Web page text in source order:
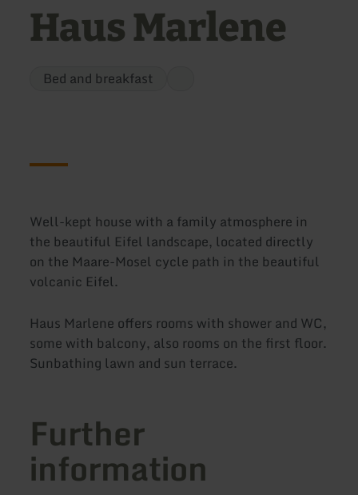
Haus Marlene
Bed and breakfast
Well-kept house with a family atmosphere in
the beautiful Eifel landscape, located directly
on the Maare-Mosel cycle path in the beautiful
volcanic Eifel.
Haus Marlene offers rooms with shower and WC,
some with balcony, also rooms on the first floor.
Sunbathing lawn and sun terrace.
Further
information